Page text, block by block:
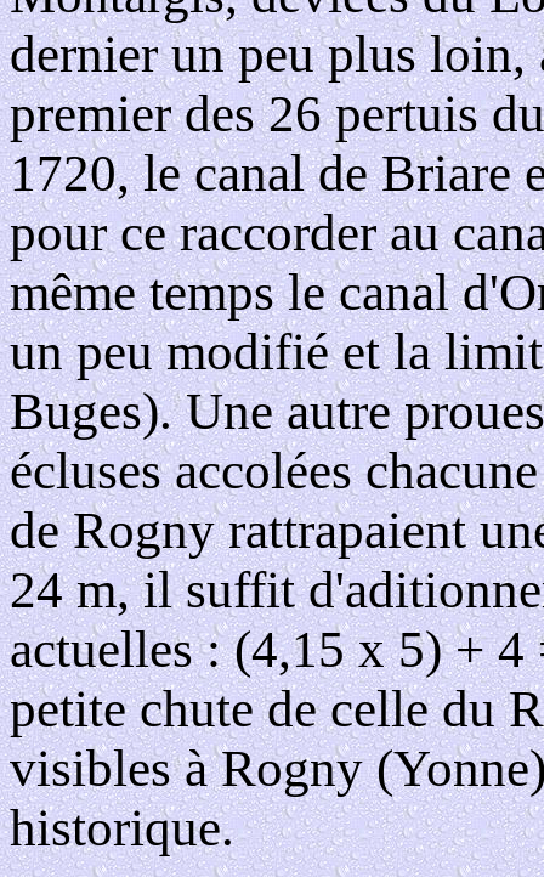
dernier un peu plus loin,
premier des 26 pertuis
1720, le canal de Briare
pour ce raccorder au
même temps le canal
un peu modifié et la
Buges). Une autre
écluses accolées
de Rogny rattrapaient
24 m, il suffit
actuelles : (4,15 x 5) + 4
petite chute de celle du
visibles à Rogny
historique.